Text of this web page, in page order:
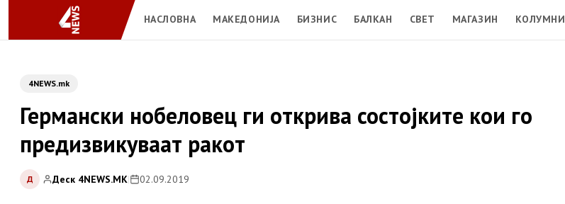
НАСЛОВНА МАКЕДОНИЈА БИЗНИС БАЛКАН СВЕТ МАГАЗИН КОЛУМНИ
4NEWS.mk
Германски нобеловец ги открива состојките кои го
предизвикуваат ракот
Д Деск 4NEWS.MK| 02.09.2019